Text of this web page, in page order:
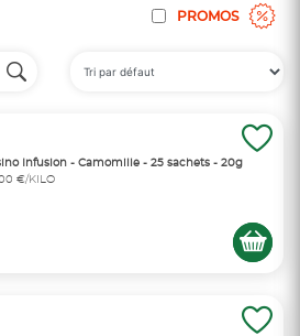
PROMOS
Infusion - Camomille - 25 sachets - 20g
€/KILO